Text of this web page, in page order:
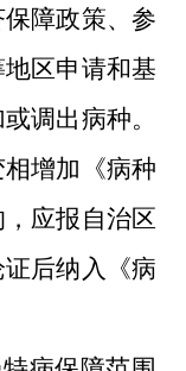
障政策、参
区申请和基
调出病种。
增加《病种
应报自治区
后纳入《病